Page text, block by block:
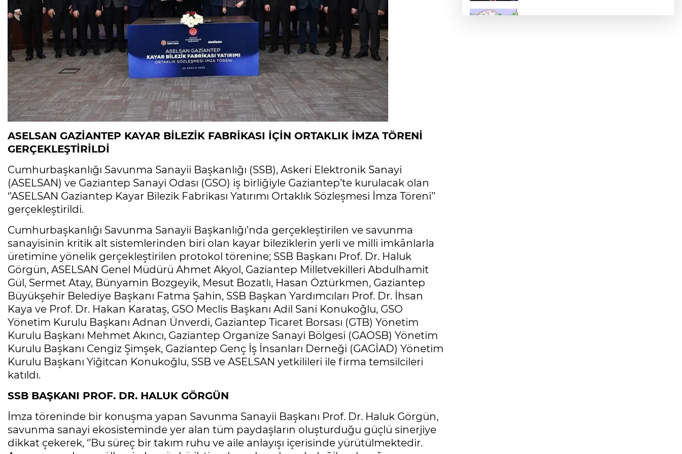
ASELSAN GAZİANTEP KAYAR BİLEZİK FABRİKASI İÇİN ORTAKLIK İMZA TÖRENİ
GERÇEKLEŞTİRİLDİ
Cumhurbaşkanlığı Savunma Sanayii Başkanlığı (SSB), Askeri Elektronik Sanayi
(ASELSAN) ve Gaziantep Sanayi Odası (GSO) iş birliğiyle Gaziantep’te kurulacak olan
‘’ASELSAN Gaziantep Kayar Bilezik Fabrikası Yatırımı Ortaklık Sözleşmesi İmza Töreni’’
gerçekleştirildi.
Cumhurbaşkanlığı Savunma Sanayii Başkanlığı’nda gerçekleştirilen ve savunma
sanayisinin kritik alt sistemlerinden biri olan kayar bileziklerin yerli ve milli imkânlarla
üretimine yönelik gerçekleştirilen protokol törenine; SSB Başkanı Prof. Dr. Haluk
Görgün, ASELSAN Genel Müdürü Ahmet Akyol, Gaziantep Milletvekilleri Abdulhamit
Gül, Sermet Atay, Bünyamin Bozgeyik, Mesut Bozatlı, Hasan Öztürkmen, Gaziantep
Büyükşehir Belediye Başkanı Fatma Şahin, SSB Başkan Yardımcıları Prof. Dr. İhsan
Kaya ve Prof. Dr. Hakan Karataş, GSO Meclis Başkanı Adil Sani Konukoğlu, GSO
Yönetim Kurulu Başkanı Adnan Ünverdi, Gaziantep Ticaret Borsası (GTB) Yönetim
Kurulu Başkanı Mehmet Akıncı, Gaziantep Organize Sanayi Bölgesi (GAOSB) Yönetim
Kurulu Başkanı Cengiz Şimşek, Gaziantep Genç İş İnsanları Derneği (GAGİAD) Yönetim
Kurulu Başkanı Yiğitcan Konukoğlu, SSB ve ASELSAN yetkilileri ile firma temsilcileri
katıldı.
SSB BAŞKANI PROF. DR. HALUK GÖRGÜN
İmza töreninde bir konuşma yapan Savunma Sanayii Başkanı Prof. Dr. Haluk Görgün,
savunma sanayi ekosisteminde yer alan tüm paydaşların oluşturduğu güçlü sinerjiye
dikkat çekerek, ‘’Bu süreç bir takım ruhu ve aile anlayışı içerisinde yürütülmektedir.